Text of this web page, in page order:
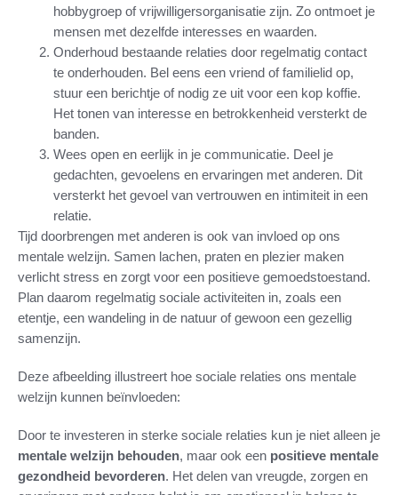
hobbygroep of vrijwilligersorganisatie zijn. Zo ontmoet je
mensen met dezelfde interesses en waarden.
Onderhoud bestaande relaties door regelmatig contact
te onderhouden. Bel eens een vriend of familielid op,
stuur een berichtje of nodig ze uit voor een kop koffie.
Het tonen van interesse en betrokkenheid versterkt de
banden.
Wees open en eerlijk in je communicatie. Deel je
gedachten, gevoelens en ervaringen met anderen. Dit
versterkt het gevoel van vertrouwen en intimiteit in een
relatie.
Tijd doorbrengen met anderen is ook van invloed op ons
mentale welzijn. Samen lachen, praten en plezier maken
verlicht stress en zorgt voor een positieve gemoedstoestand.
Plan daarom regelmatig sociale activiteiten in, zoals een
etentje, een wandeling in de natuur of gewoon een gezellig
samenzijn.
Deze afbeelding illustreert hoe sociale relaties ons mentale
welzijn kunnen beïnvloeden:
Door te investeren in sterke sociale relaties kun je niet alleen je
mentale welzijn behouden, maar ook een positieve mentale
gezondheid bevorderen. Het delen van vreugde, zorgen en